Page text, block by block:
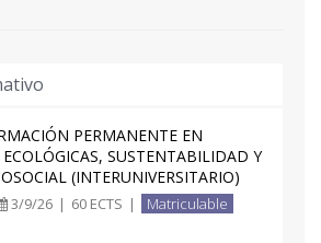
PERMANENTE EN
SUSTENTABILIDAD Y
(INTERUNIVERSITARIO)
3/9/26 | 60 ECTS | Matriculable